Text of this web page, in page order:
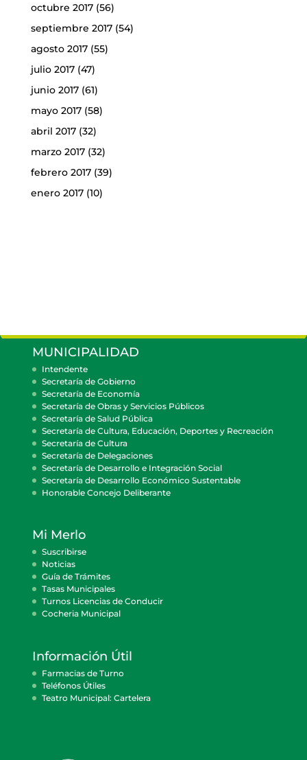
octubre 2017(56)
septiembre 2017(54)
agosto 2017(55)
julio 2017(47)
junio 2017(61)
mayo 2017(58)
abril 2017(32)
marzo 2017(32)
febrero 2017(39)
enero 2017(10)
MUNICIPALIDAD
Intendente
Secretaría de Gobierno
Secretaría de Economía
Secretaría de Obras y Servicios Públicos
Secretaría de Salud Pública
Secretaría de Cultura, Educación, Deportes y Recreación
Secretaría de Cultura
Secretaría de Delegaciones
Secretaría de Desarrollo e Integración Social
Secretaría de Desarrollo Económico Sustentable
Honorable Concejo Deliberante
Mi Merlo
Suscribirse
Noticias
Guía de Trámites
Tasas Municipales
Turnos Licencias de Conducir
Cocheria Municipal
Información Útil
Farmacias de Turno
Teléfonos Útiles
Teatro Municipal: Cartelera